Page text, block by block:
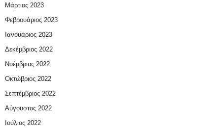
Μάρτιος 2023
Φεβρουάριος 2023
Ιανουάριος 2023
Δεκέμβριος 2022
Νοέμβριος 2022
Οκτώβριος 2022
Σεπτέμβριος 2022
Αύγουστος 2022
Ιούλιος 2022